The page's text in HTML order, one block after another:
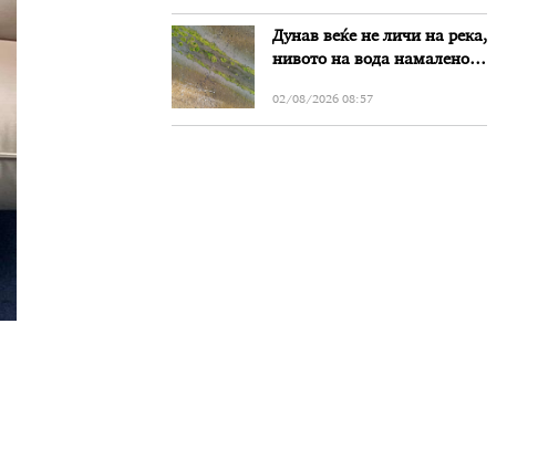
Дунав веќе не личи на река,
нивото на вода намалено
Бугарија
02/08/2026 08:57